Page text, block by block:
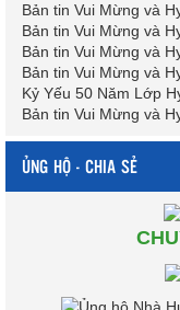
Bản tin Vui Mừng và
Bản tin Vui Mừng và
Bản tin Vui Mừng và
Bản tin Vui Mừng và
Kỷ Yếu 50 Năm Lớp
Bản tin Vui Mừng và
ỦNG HỘ - CHIA SẺ